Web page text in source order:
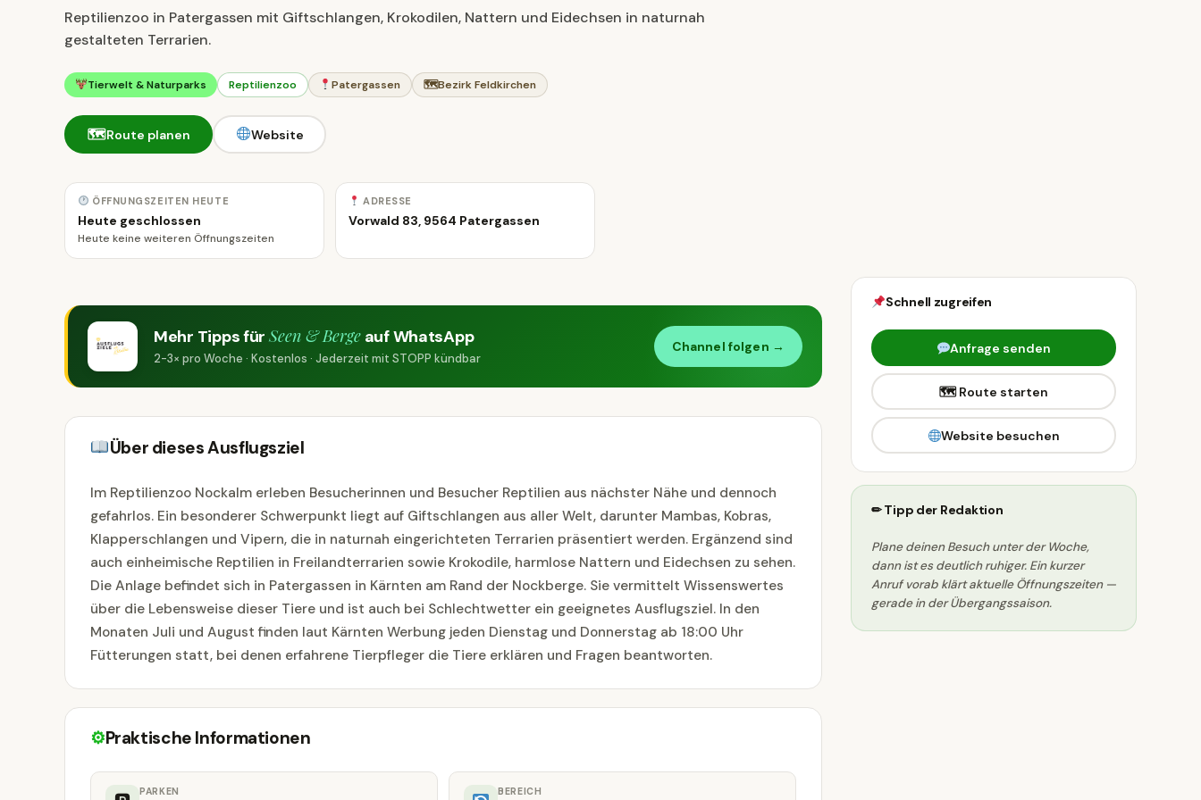
Reptilienzoo in Patergassen mit Giftschlangen, Krokodilen, Nattern und Eidechsen in naturnah
gestalteten Terrarien.
Tierwelt & Naturparks Reptilienzoo Patergassen 🗺Bezirk Feldkirchen
🗺Route planen Website
ÖFFNUNGSZEITEN HEUTE
Heute geschlossen
Heute keine weiteren Öffnungszeiten
ADRESSE
Vorwald 83, 9564 Patergassen
Mehr Tipps fürSeen & Bergeauf WhatsApp
2-3× pro Woche · Kostenlos · Jederzeit mit STOPP kündbar
Channel folgen →
Über dieses Ausflugsziel
Im Reptilienzoo Nockalm erleben Besucherinnen und Besucher Reptilien aus nächster Nähe und dennoch
gefahrlos. Ein besonderer Schwerpunkt liegt auf Giftschlangen aus aller Welt, darunter Mambas, Kobras,
Klapperschlangen und Vipern, die in naturnah eingerichteten Terrarien präsentiert werden. Ergänzend sind
auch einheimische Reptilien in Freilandterrarien sowie Krokodile, harmlose Nattern und Eidechsen zu sehen.
Die Anlage befindet sich in Patergassen in Kärnten am Rand der Nockberge. Sie vermittelt Wissenswertes
über die Lebensweise dieser Tiere und ist auch bei Schlechtwetter ein geeignetes Ausflugsziel. In den
Monaten Juli und August finden laut Kärnten Werbung jeden Dienstag und Donnerstag ab 18:00 Uhr
Fütterungen statt, bei denen erfahrene Tierpfleger die Tiere erklären und Fragen beantworten.
⚙Praktische Informationen
PARKEN BEREICH
Schnell zugreifen
Anfrage senden
🗺 Route starten
Website besuchen
✏ Tipp der Redaktion
Plane deinen Besuch unter der Woche,
dann ist es deutlich ruhiger. Ein kurzer
Anruf vorab klärt aktuelle Öffnungszeiten —
gerade in der Übergangssaison.